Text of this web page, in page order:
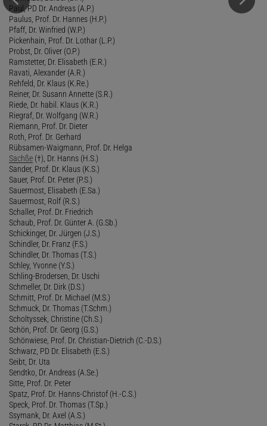
Paul, PD Dr. Andreas (A.P.)
Paulus, Prof. Dr. Hannes (H.P.)
Pfaff, Dr. Winfried (W.P.)
Pickenhain, Prof. Dr. Lothar (L.P.)
Probst, Dr. Oliver (O.P.)
Ramstetter, Dr. Elisabeth (E.R.)
Ravati, Alexander (A.R.)
Rehfeld, Dr. Klaus (K.Re.)
Reiner, Dr. Susann Annette (S.R.)
Riede, Dr. habil. Klaus (K.R.)
Riegraf, Dr. Wolfgang (W.R.)
Riemann, Prof. Dr. Dieter
Roth, Prof. Dr. Gerhard
Rübsamen-Waigmann, Prof. Dr. Helga
Sachße (†), Dr. Hanns (H.S.)
Sander, Prof. Dr. Klaus (K.S.)
Sauer, Prof. Dr. Peter (P.S.)
Sauermost, Elisabeth (E.Sa.)
Sauermost, Rolf (R.S.)
Schaller, Prof. Dr. Friedrich
Schaub, Prof. Dr. Günter A. (G.Sb.)
Schickinger, Dr. Jürgen (J.S.)
Schindler, Dr. Franz (F.S.)
Schindler, Dr. Thomas (T.S.)
Schley, Yvonne (Y.S.)
Schling-Brodersen, Dr. Uschi
Schmeller, Dr. Dirk (D.S.)
Schmitt, Prof. Dr. Michael (M.S.)
Schmuck, Dr. Thomas (T.Schm.)
Scholtyssek, Christine (Ch.S.)
Schön, Prof. Dr. Georg (G.S.)
Schönwiese, Prof. Dr. Christian-Dietrich (C.-D.S.)
Schwarz, PD Dr. Elisabeth (E.S.)
Seibt, Dr. Uta
Sendtko, Dr. Andreas (A.Se.)
Sitte, Prof. Dr. Peter
Spatz, Prof. Dr. Hanns-Christof (H.-C.S.)
Speck, Prof. Dr. Thomas (T.Sp.)
Ssymank, Dr. Axel (A.S.)